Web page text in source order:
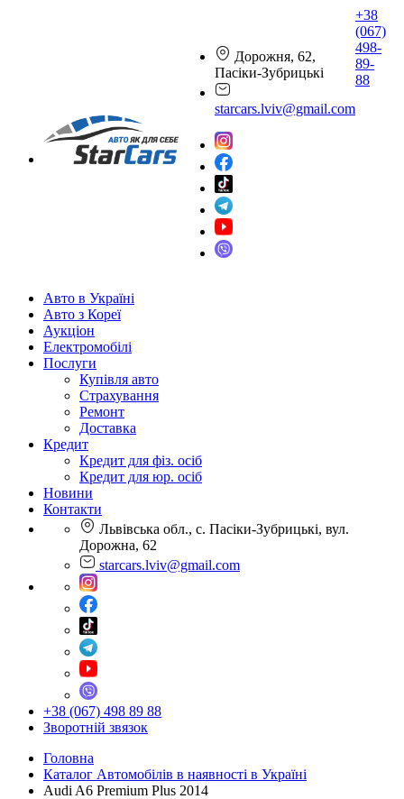
Дорожня, 62,
Пасіки-Зубрицькі
starcars.lviv@gmail.com
+38
(067)
498-
89-
88
Авто в Україні
Авто з Кореї
Аукціон
Електромобілі
Послуги
Купівля авто
Страхування
Ремонт
Доставка
Кредит
Кредит для фіз. осіб
Кредит для юр. осіб
Новини
Контакти
Львівська обл., с. Пасіки-Зубрицькі, вул.
Дорожна, 62
starcars.lviv@gmail.com
+38 (067) 498 89 88
Зворотній звязок
Головна
Каталог Автомобілів в наявності в Україні
Audi A6 Premium Plus 2014